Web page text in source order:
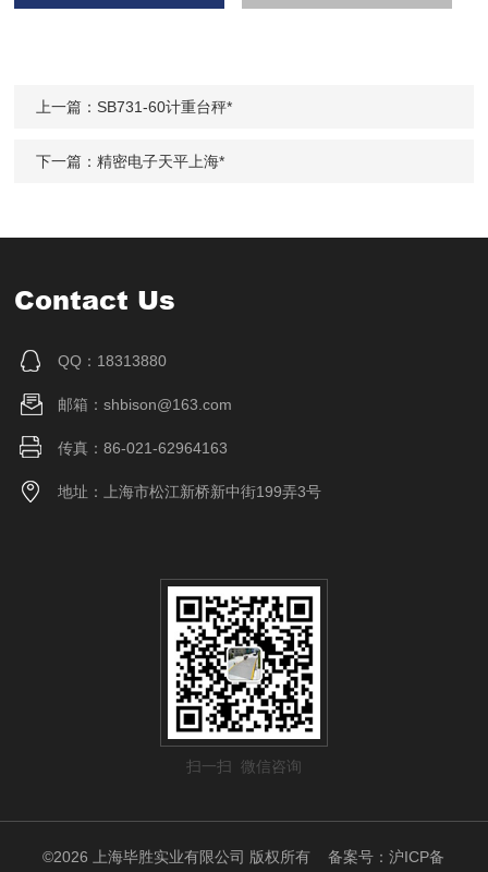
上一篇： SB731-60计重台秤*
下一篇：精密电子天平上海*
Contact Us
QQ：18313880
邮箱：shbison@163.com
传真：86-021-62964163
地址：上海市松江新桥新中街199弄3号
扫一扫 微信咨询
©2026 上海毕胜实业有限公司 版权所有备案号：沪ICP备